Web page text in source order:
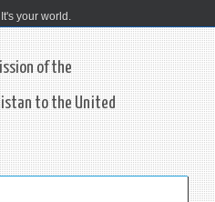
your world.
of the
to the United